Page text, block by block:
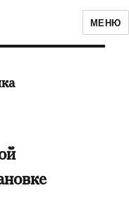
МЕНЮ